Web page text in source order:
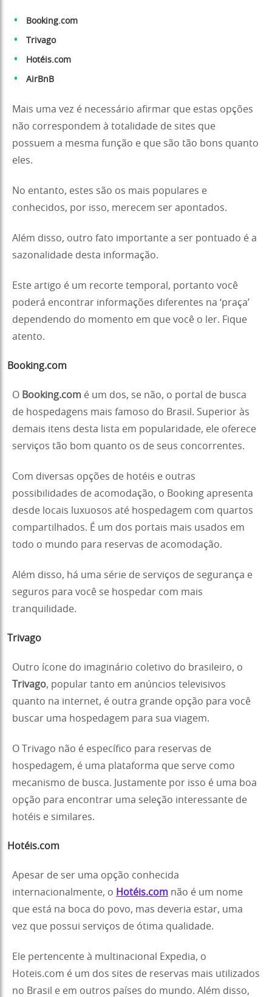
Booking.com
Trivago
Hotéis.com
AirBnB
Mais uma vez é necessário afirmar que estas opções
não correspondem à totalidade de sites que
possuem a mesma função e que são tão bons quanto
eles.
No entanto, estes são os mais populares e
conhecidos, por isso, merecem ser apontados.
Além disso, outro fato importante a ser pontuado é a
sazonalidade desta informação.
Este artigo é um recorte temporal, portanto você
poderá encontrar informações diferentes na ‘praça’
dependendo do momento em que você o ler. Fique
atento.
Booking.com
O Booking.com é um dos, se não, o portal de busca
de hospedagens mais famoso do Brasil. Superior às
demais itens desta lista em popularidade, ele oferece
serviços tão bom quanto os de seus concorrentes.
Com diversas opções de hotéis e outras
possibilidades de acomodação, o Booking apresenta
desde locais luxuosos até hospedagem com quartos
compartilhados. É um dos portais mais usados em
todo o mundo para reservas de acomodação.
Além disso, há uma série de serviços de segurança e
seguros para você se hospedar com mais
tranquilidade.
Trivago
Outro ícone do imaginário coletivo do brasileiro, o
Trivago, popular tanto em anúncios televisivos
quanto na internet, é outra grande opção para você
buscar uma hospedagem para sua viagem.
O Trivago não é específico para reservas de
hospedagem, é uma plataforma que serve como
mecanismo de busca. Justamente por isso é uma boa
opção para encontrar uma seleção interessante de
hotéis e similares.
Hotéis.com
Apesar de ser uma opção conhecida
internacionalmente, o Hotéis.com não é um nome
que está na boca do povo, mas deveria estar, uma
vez que possui serviços de ótima qualidade.
Ele pertencente à multinacional Expedia, o
Hoteis.com é um dos sites de reservas mais utilizados
no Brasil e em outros países do mundo. Além disso,